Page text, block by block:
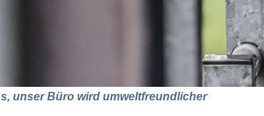
unser Büro wird umweltfreundlicher